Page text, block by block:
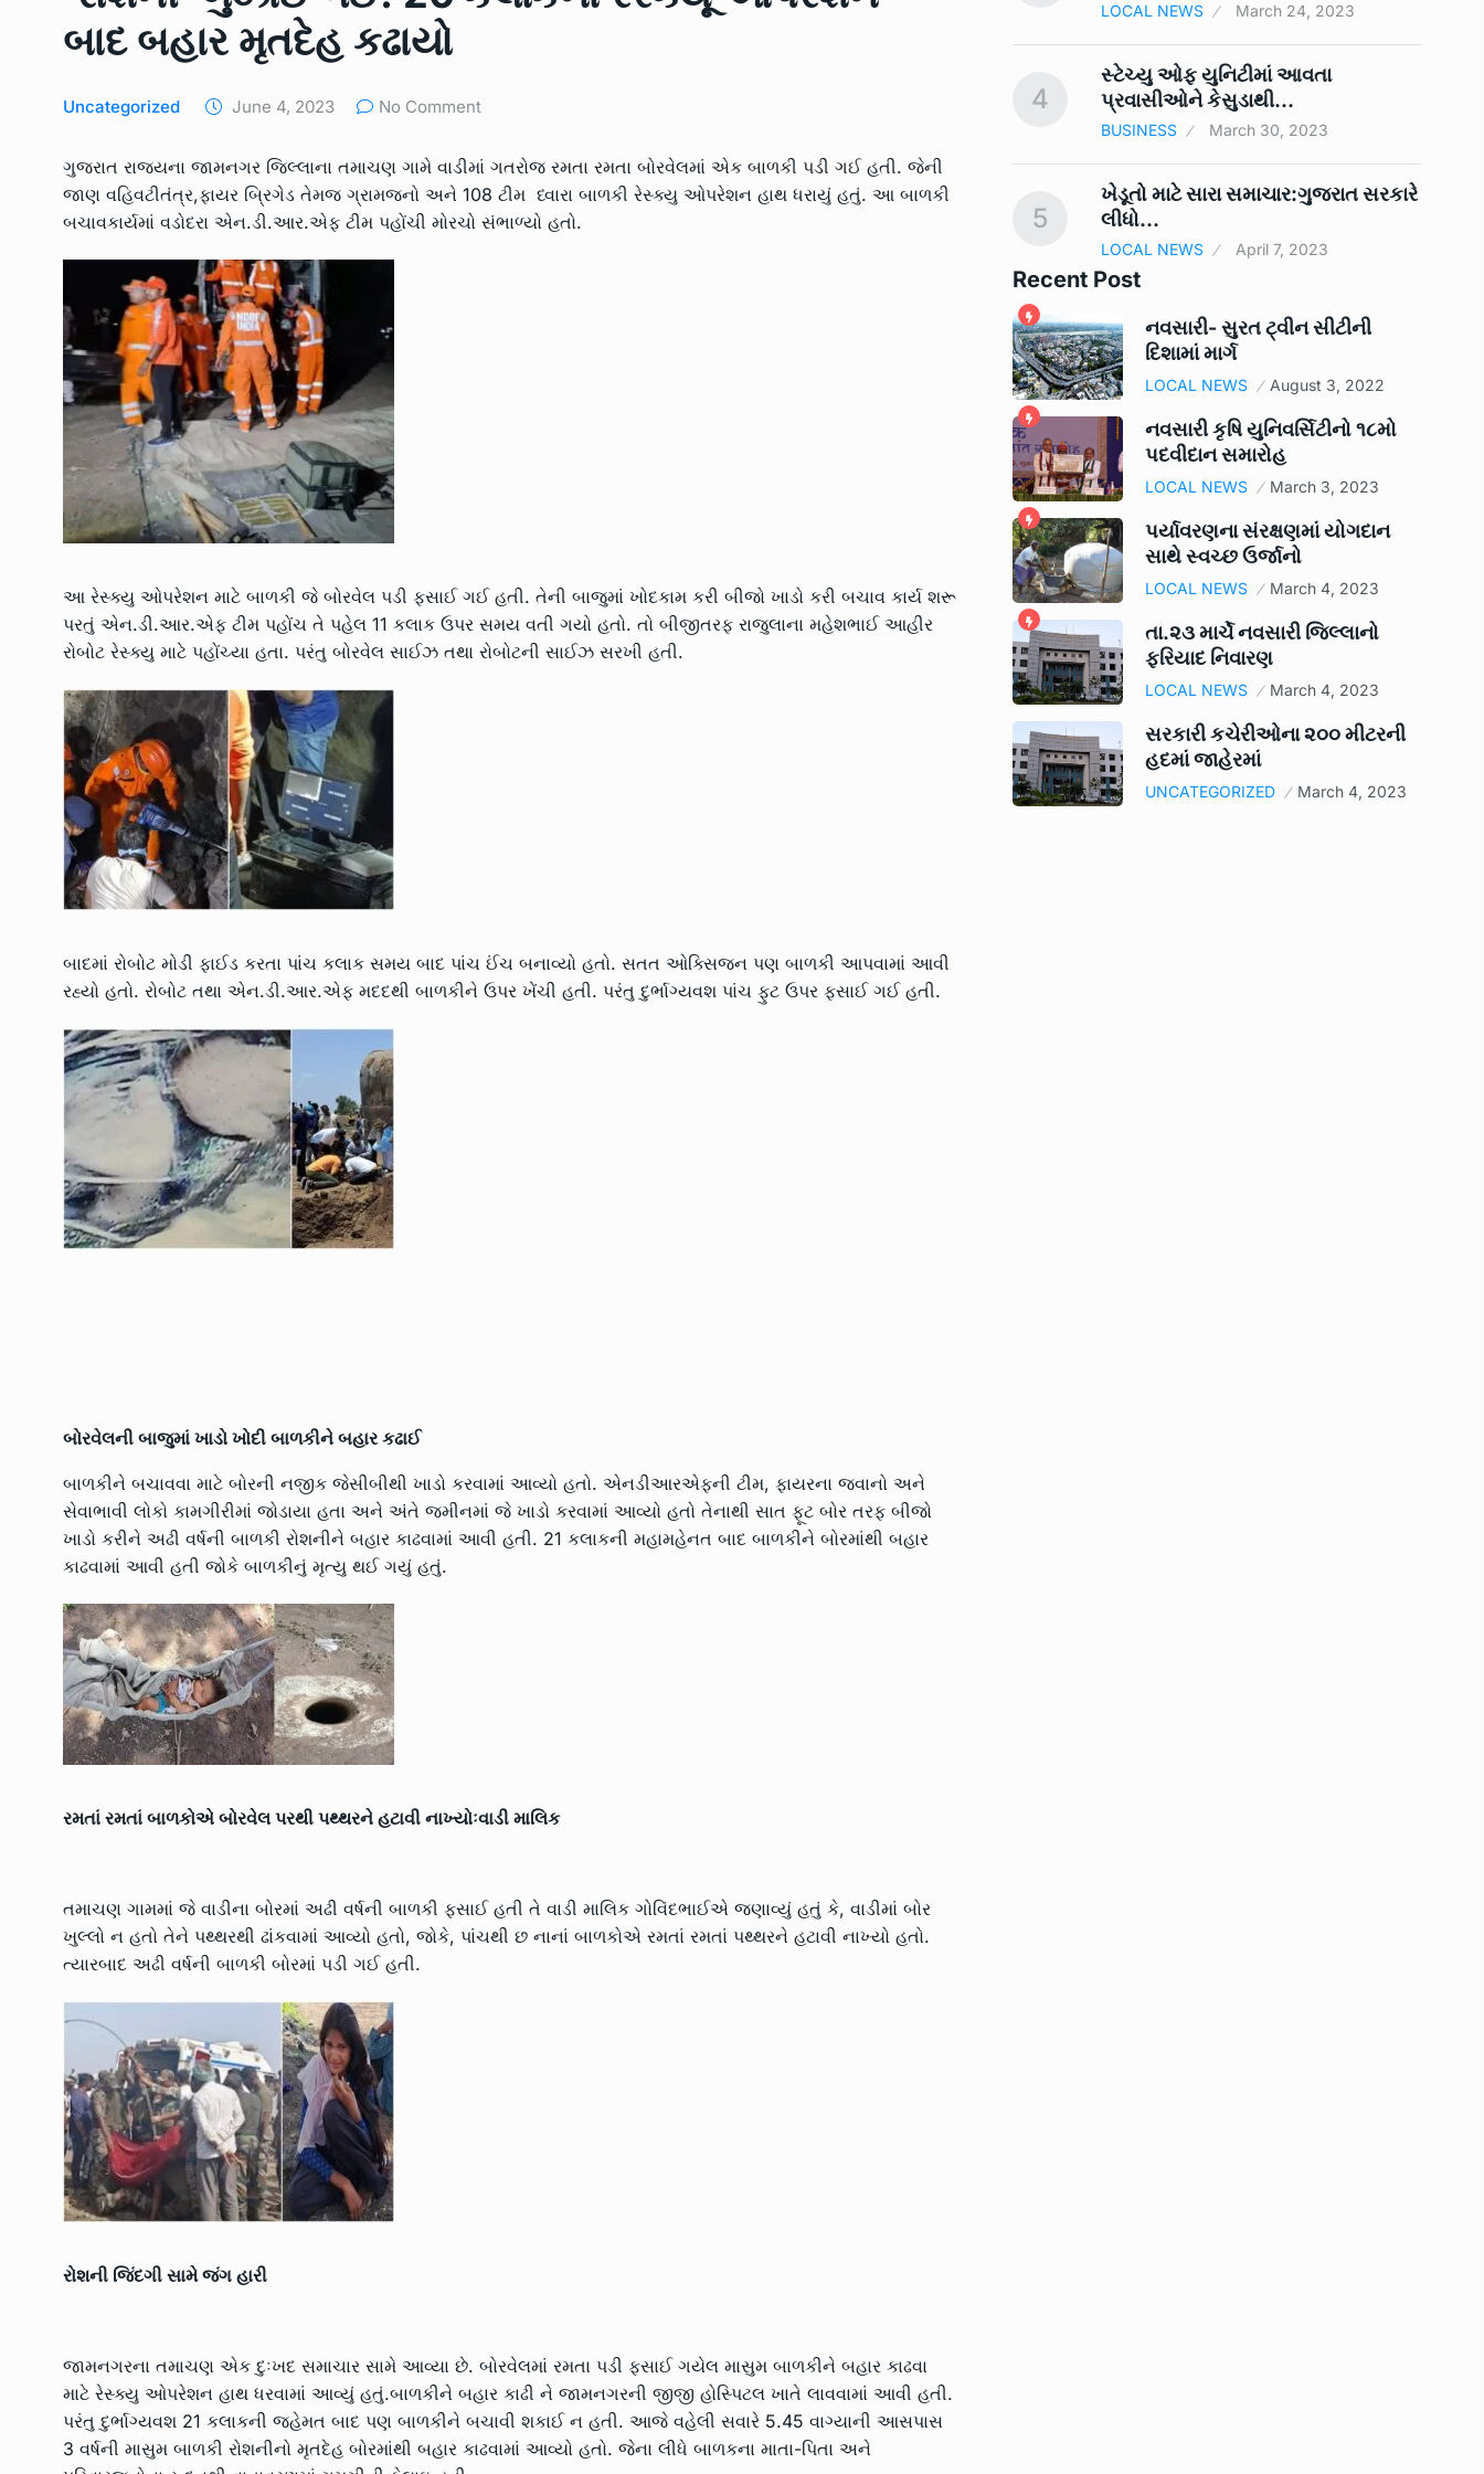
બાદ બહાર મૃતદેહ કઢાયો
Uncategorized June 4, 2023 No Comment
ગુજરાત રાજ્યના જામનગર જિલ્લાના તમાચણ ગામે વાડીમાં ગતરોજ રમતા રમતા બોરવેલમાં એક બાળકી પડી ગઈ હતી. જેની
જાણ વહિવટીતંત્ર,ફાયર બ્રિગેડ તેમજ ગ્રામજનો અને 108 ટીમ ધ્વારા બાળકી રેસ્ક્યુ ઓપરેશન હાથ ધરાયું હતું. આ બાળકી
બચાવકાર્યમાં વડોદરા એન.ડી.આર.એફ ટીમ પહોંચી મોરચો સંભાળ્યો હતો.
આ રેસ્ક્યુ ઓપરેશન માટે બાળકી જે બોરવેલ પડી ફસાઈ ગઈ હતી. તેની બાજુમાં ખોદકામ કરી બીજો ખાડો કરી બચાવ કાર્ય શરૂ
પરતું એન.ડી.આર.એફ ટીમ પહોંચ તે પહેલ 11 કલાક ઉપર સમય વતી ગયો હતો. તો બીજીતરફ રાજુલાના મહેશભાઈ આહીર
રોબોટ રેસ્ક્યુ માટે પહોંચ્યા હતા. પરંતુ બોરવેલ સાઈઝ તથા રોબોટની સાઈઝ સરખી હતી.
બાદમાં રોબોટ મોડી ફાઈડ કરતા પાંચ કલાક સમય બાદ પાંચ ઈંચ બનાવ્યો હતો. સતત ઓક્સિજન પણ બાળકી આપવામાં આવી
રહ્યો હતો. રોબોટ તથા એન.ડી.આર.એફ મદદથી બાળકીને ઉપર ખેંચી હતી. પરંતુ દુર્ભાગ્યવશ પાંચ ફુટ ઉપર ફસાઈ ગઈ હતી.
બોરવેલની બાજુમાં ખાડો ખોદી બાળકીને બહાર કઢાઈ
બાળકીને બચાવવા માટે બોરની નજીક જેસીબીથી ખાડો કરવામાં આવ્યો હતો. એનડીઆરએફની ટીમ, ફાયરના જવાનો અને
સેવાભાવી લોકો કામગીરીમાં જોડાયા હતા અને અંતે જમીનમાં જે ખાડો કરવામાં આવ્યો હતો તેનાથી સાત ફૂટ બોર તરફ બીજો
ખાડો કરીને અઢી વર્ષની બાળકી રોશનીને બહાર કાઢવામાં આવી હતી. 21 કલાકની મહામહેનત બાદ બાળકીને બોરમાંથી બહાર
કાઢવામાં આવી હતી જોકે બાળકીનું મૃત્યુ થઈ ગયું હતું.
રમતાં રમતાં બાળકોએ બોરવેલ પરથી પથ્થરને હટાવી નાખ્યોઃવાડી માલિક
તમાચણ ગામમાં જે વાડીના બોરમાં અઢી વર્ષની બાળકી ફસાઈ હતી તે વાડી માલિક ગોવિંદભાઈએ જણાવ્યું હતું કે, વાડીમાં બોર
ખુલ્લો ન હતો તેને પથ્થરથી ઢાંકવામાં આવ્યો હતો, જોકે, પાંચથી છ નાનાં બાળકોએ રમતાં રમતાં પથ્થરને હટાવી નાખ્યો હતો.
ત્યારબાદ અઢી વર્ષની બાળકી બોરમાં પડી ગઈ હતી.
રોશની જિંદગી સામે જંગ હારી
જામનગરના તમાચણ એક દુઃખદ સમાચાર સામે આવ્યા છે. બોરવેલમાં રમતા પડી ફસાઈ ગયેલ માસુમ બાળકીને બહાર કાઢવા
માટે રેસ્ક્યુ ઓપરેશન હાથ ધરવામાં આવ્યું હતું.બાળકીને બહાર કાઢી ને જામનગરની જીજી હોસ્પિટલ ખાતે લાવવામાં આવી હતી.
પરંતુ દુર્ભાગ્યવશ 21 કલાકની જહેમત બાદ પણ બાળકીને બચાવી શકાઈ ન હતી. આજે વહેલી સવારે 5.45 વાગ્યાની આસપાસ
3 વર્ષની માસુમ બાળકી રોશનીનો મૃતદેહ બોરમાંથી બહાર કાઢવામાં આવ્યો હતો. જેના લીધે બાળકના માતા-પિતા અને
LOCAL NEWS May 9, 2023
9
ત્રણ…
10
જામનગરના તમાચાણ ગામે રમતા રમતા
બોરવેલમાં…
LOCAL NEWS July 4, 2023
એશિયાઇ સિંહ ફ્કત ગુજરાતમાં છે
LOCAL NEWS March 24, 2023
4
સ્ટેચ્યુ ઓફ યુનિટીમાં આવતા
પ્રવાસીઓને કેસુડાથી…
BUSINESS March 30, 2023
5
ખેડૂતો માટે સારા સમાચાર:ગુજરાત સરકારે
લીધો…
LOCAL NEWS April 7, 2023
Recent Post
નવસારી- સુરત ટ્વીન સીટીની
દિશામાં માર્ગ
LOCAL NEWS August 3, 2022
નવસારી કૃષિ યુનિવર્સિટીનો ૧૮મો
પદવીદાન સમારોહ
LOCAL NEWS March 3, 2023
પર્યાવરણના સંરક્ષણમાં યોગદાન
સાથે સ્વચ્છ ઉર્જાનો
LOCAL NEWS March 4, 2023
તા.૨૩ માર્ચે નવસારી જિલ્લાનો
ફરિયાદ નિવારણ
LOCAL NEWS March 4, 2023
સરકારી કચેરીઓના ૨૦૦ મીટરની
હદમાં જાહેરમાં
UNCATEGORIZED March 4, 2023